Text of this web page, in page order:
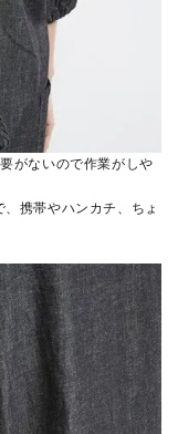
がないので作業がしや
携帯やハンカチ、ちょ